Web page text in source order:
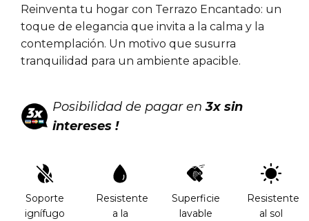
Reinventa tu hogar con Terrazo Encantado: un
toque de elegancia que invita a la calma y la
contemplación. Un motivo que susurra
tranquilidad para un ambiente apacible.
Posibilidad de pagar en3x sin
intereses !
Soporte
ignífugo
Resistente
a la
Superficie
lavable
Resistente
al sol